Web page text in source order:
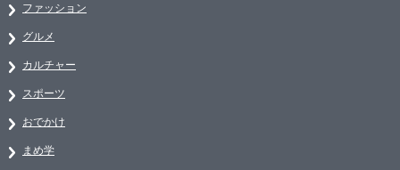
ファッション
グルメ
カルチャー
スポーツ
おでかけ
まめ学